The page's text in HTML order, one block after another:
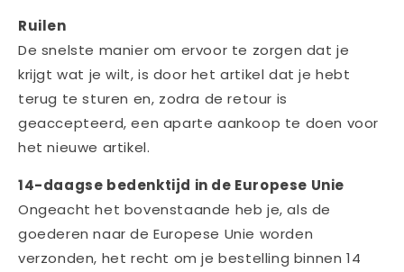
Ruilen
De snelste manier om ervoor te zorgen dat je
krijgt wat je wilt, is door het artikel dat je hebt
terug te sturen en, zodra de retour is
geaccepteerd, een aparte aankoop te doen voor
het nieuwe artikel.
14-daagse bedenktijd in de Europese Unie
Ongeacht het bovenstaande heb je, als de
goederen naar de Europese Unie worden
verzonden, het recht om je bestelling binnen 14